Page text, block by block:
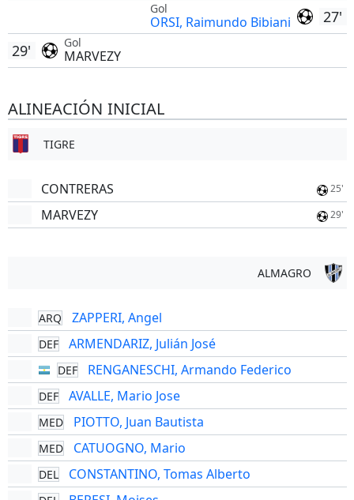
27'
Gol
ORSI, Raimundo Bibiani
Gol
MARVEZY
29'
ALINEACIÓN INICIAL
TIGRE
CONTRERAS 25'
MARVEZY 29'
ALMAGRO
ARQ ZAPPERI, Angel
DEF ARMENDARIZ, Julián José
DEF RENGANESCHI, Armando Federico
DEF AVALLE, Mario Jose
MED PIOTTO, Juan Bautista
MED CATUOGNO, Mario
DEL CONSTANTINO, Tomas Alberto